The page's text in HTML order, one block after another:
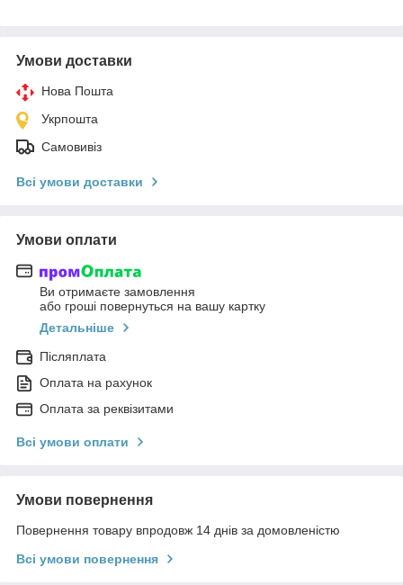
Умови доставки
Нова Пошта
Укрпошта
Самовивіз
Всі умови доставки
Умови оплати
Ви отримаєте замовлення
або гроші повернуться на вашу картку
Детальніше
Післяплата
Оплата на рахунок
Оплата за реквізитами
Всі умови оплати
Умови повернення
Повернення товару впродовж 14 днів за домовленістю
Всі умови повернення